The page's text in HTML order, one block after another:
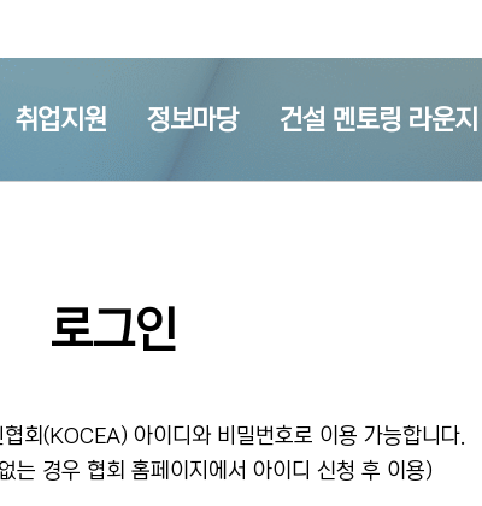
취업지원 정보마당 건설 멘토링 라운지
로그인
회(KOCEA) 아이디와 비밀번호로 이용 가능합니다.
는 경우 협회 홈페이지에서 아이디 신청 후 이용)